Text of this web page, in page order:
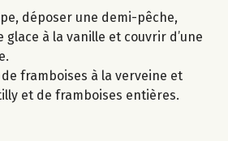
déposer une demi-pêche,
glace à la vanille et couvrir d’une
framboises à la verveine et
et de framboises entières.